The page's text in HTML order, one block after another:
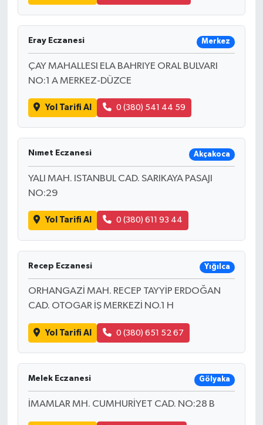
Eray Eczanesi Merkez
ÇAY MAHALLESI ELA BAHRIYE ORAL BULVARI
NO:1 A MERKEZ-DÜZCE
Yol Tarifi Al 0 (380) 541 44 59
Nımet Eczanesi Akçakoca
YALI MAH. ISTANBUL CAD. SARIKAYA PASAJI
NO:29
Yol Tarifi Al 0 (380) 611 93 44
Recep Eczanesi Yığılca
ORHANGAZİ MAH. RECEP TAYYİP ERDOĞAN
CAD. OTOGAR İŞ MERKEZİ NO.1 H
Yol Tarifi Al 0 (380) 651 52 67
Melek Eczanesi Gölyaka
İMAMLAR MH. CUMHURİYET CAD. NO:28 B